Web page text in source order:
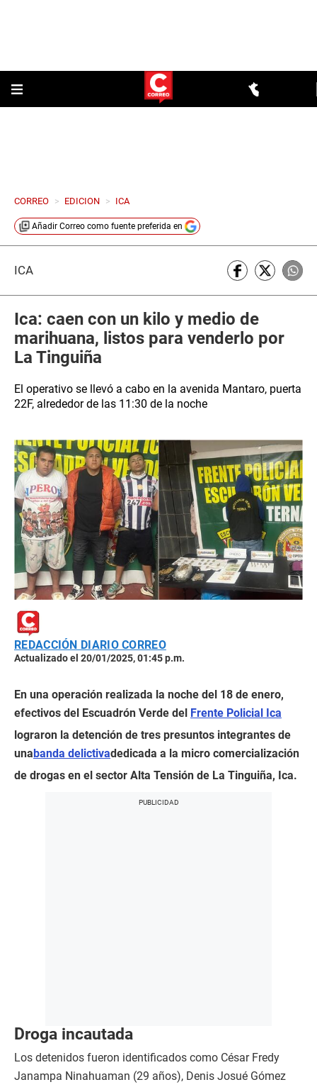
CORREO > EDICION > ICA
Añadir Correo como fuente preferida en
ICA
Ica: caen con un kilo y medio de
marihuana, listos para venderlo por
La Tinguiña
El operativo se llevó a cabo en la avenida Mantaro, puerta
22F, alrededor de las 11:30 de la noche
REDACCIÓN DIARIO CORREO
Actualizado el 20/01/2025, 01:45 p.m.
En una operación realizada la noche del 18 de enero,
efectivos del Escuadrón Verde del Frente Policial Ica
lograron la detención de tres presuntos integrantes de
una banda delictivadedicada a la micro comercialización
de drogas en el sector Alta Tensión de La Tinguiña, Ica.
Droga incautada
Los detenidos fueron identificados como César Fredy
Janampa Ninahuaman (29 años), Denis Josué Gómez